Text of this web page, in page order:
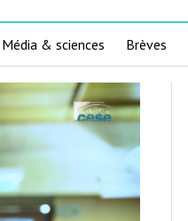
Média & sciences Brèves